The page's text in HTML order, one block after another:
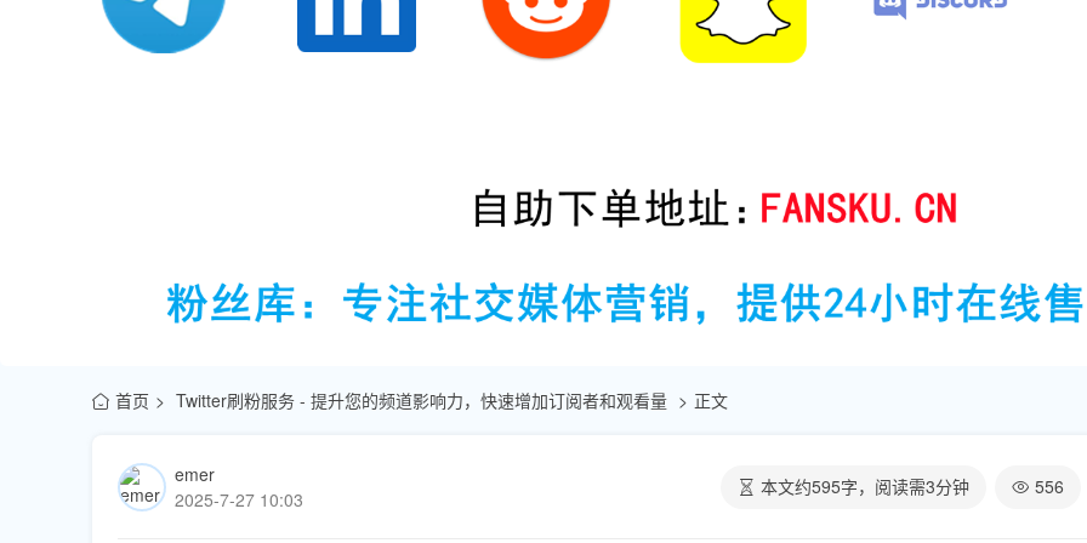
首页 Twitter刷粉服务 - 提升您的频道影响力，快速增加订阅者和观看量 正文
emer
2025-7-27 10:03
本文约595字，阅读需3分钟 556